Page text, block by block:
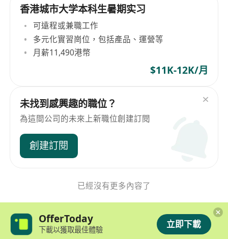
香港城市大学本科生暑期实习
可遠程或兼職工作
多元化實習崗位，包括產品、運營等
月薪11,490港幣
$11K-12K/月
未找到感興趣的職位？
為這間公司的未來上新職位創建訂閱
創建訂閱
已經沒有更多內容了
OfferToday
下載以獲取最佳體驗 立即下載